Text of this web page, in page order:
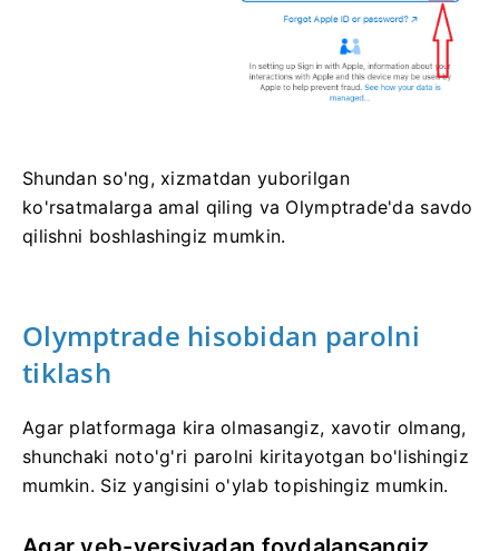
Shundan so'ng, xizmatdan yuborilgan
ko'rsatmalarga amal qiling va Olymptrade'da savdo
qilishni boshlashingiz mumkin.
Olymptrade hisobidan parolni
tiklash
Agar platformaga kira olmasangiz, xavotir olmang,
shunchaki noto'g'ri parolni kiritayotgan bo'lishingiz
mumkin. Siz yangisini o'ylab topishingiz mumkin.